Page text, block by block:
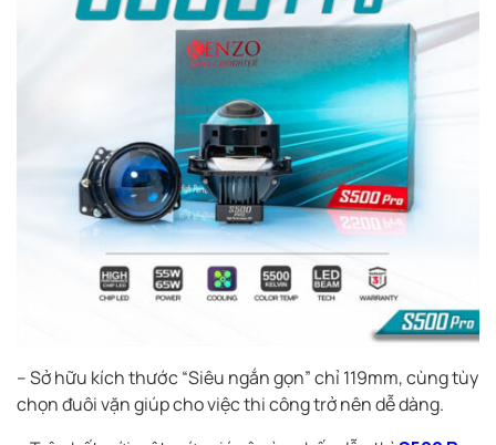
– Sở hữu kích thước “Siêu ngắn gọn” chỉ 119mm, cùng tùy
chọn đuôi vặn giúp cho việc thi công trở nên dễ dàng.